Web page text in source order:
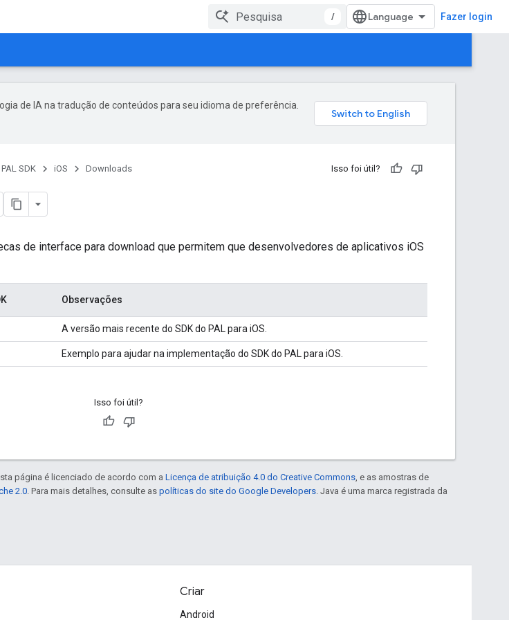
/ Fazer login
de IA na tradução de conteúdos para seu idioma de preferência.
PAL SDK iOS Downloads Isso foi útil?
de interface para download que permitem que desenvolvedores de aplicativos iOS
Observações
A versão mais recente do SDK do PAL para iOS.
Exemplo para ajudar na implementação do SDK do PAL para iOS.
Isso foi útil?
página é licenciado de acordo com a Licença de atribuição 4.0 do Creative Commons , e as amostras de
2.0 . Para mais detalhes, consulte as políticas do site do Google Developers . Java é uma marca registrada da
Criar
Android